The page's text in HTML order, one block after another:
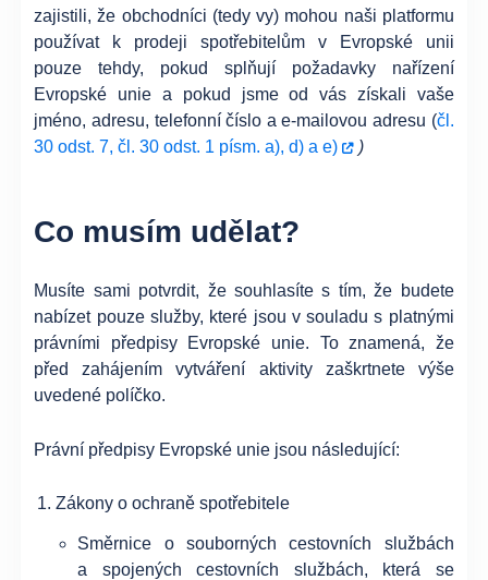
zajistili, že obchodníci (tedy vy) mohou naši platformu
používat k prodeji spotřebitelům v Evropské unii
pouze tehdy, pokud splňují požadavky nařízení
Evropské unie a pokud jsme od vás získali vaše
jméno, adresu, telefonní číslo a e-mailovou adresu (čl.
30 odst. 7, čl. 30 odst. 1 písm. a), d) a e)
)
Co musím udělat?
Musíte sami potvrdit, že souhlasíte s tím, že budete
nabízet pouze služby, které jsou v souladu s platnými
právními předpisy Evropské unie. To znamená, že
před zahájením vytváření aktivity zaškrtnete výše
uvedené políčko.
Právní předpisy Evropské unie jsou následující:
Zákony o ochraně spotřebitele
Směrnice o souborných cestovních službách
a spojených cestovních službách, která se